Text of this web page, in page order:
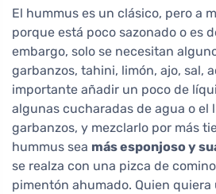
El hummus es un clásico, pero a
porque está poco sazonado o es
embargo, solo se necesitan
garbanzos, tahini, limón, ajo, sal,
importante añadir un poco de
algunas cucharadas de agua o el
garbanzos, y mezclarlo por más
hummus sea más esponjoso y
se realza con una pizca de
pimentón ahumado. Quien